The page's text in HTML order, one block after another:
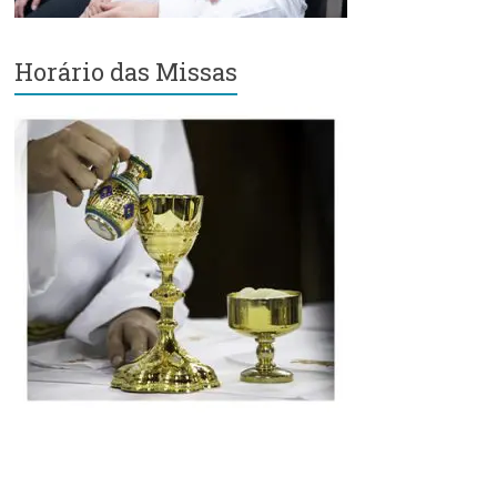
Setor
Retiro
Horário das Missas